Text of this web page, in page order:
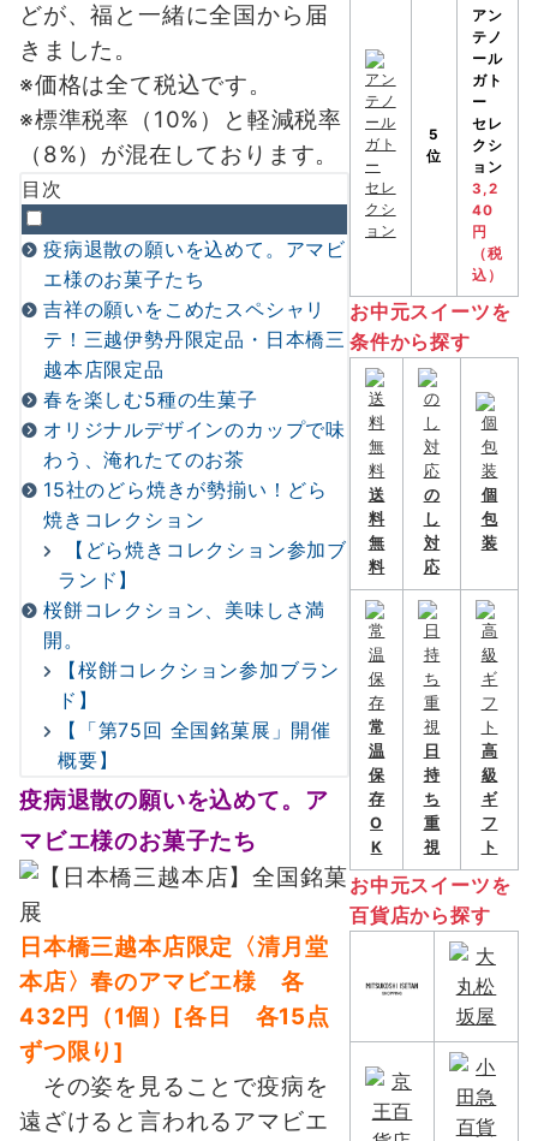
どが、福と一緒に全国から届
きました。
※価格は全て税込です。
※標準税率（10%）と軽減税率
（8%）が混在しております。
目次
疫病退散の願いを込めて。アマビ
エ様のお菓子たち
吉祥の願いをこめたスペシャリ
テ！三越伊勢丹限定品・日本橋三
越本店限定品
春を楽しむ5種の生菓子
オリジナルデザインのカップで味
わう、淹れたてのお茶
15社のどら焼きが勢揃い！どら
焼きコレクション
【どら焼きコレクション参加ブ
ランド】
桜餅コレクション、美味しさ満
開。
【桜餅コレクション参加ブラン
ド】
【「第75回 全国銘菓展」開催
概要】
疫病退散の願いを込めて。ア
マビエ様のお菓子たち
日本橋三越本店限定 〈清月堂
本店〉春のアマビエ様 各
432円（1個）[各日 各15点
ずつ限り]
その姿を見ることで疫病を
遠ざけると言われるアマビエ
5
位
アン
テノ
ール
ガト
ー
セレ
クシ
ョン
3,2
40
円
（税
込）
お中元スイーツを
条件から探す
送
料
無
料
の
し
対
応
個
包
装
常
温
保
存
O
K
日
持
ち
重
視
高
級
ギ
フ
ト
お中元スイーツを
百貨店から探す